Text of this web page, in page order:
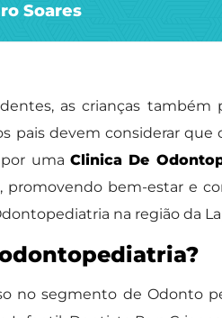
Soares
as crianças também
pais devem considerar que
uma Clinica De
bem-estar e
na região da
no segmento de Odonto